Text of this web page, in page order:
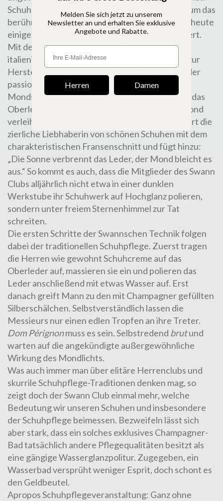
Schuhe. 1990 setzt sie schließlich die Tradition um das
berühmte Familienunternehmen fort, das noch heute
einige der teuersten Maßschuhe der Welt kreiert.
Mit den Jahren entwickelt die französisch-
italienische Art Direktorin ihre eigene Technik zur
Herstellung der speziellen Berluti Patina. Laut der
passionierten Schuhmacherin hat vor allem der
Mondschein eine unvergleichbare Wirkung auf das
Oberleder von hochwertigen Schuhen. „Der Mond
verleiht ihm eine besondere Transparenz“, erklärt die
zierliche Liebhaberin von schönen Schuhen mit dem
charakteristischen Fransenschnitt und fügt hinzu:
„Die Sonne verbrennt das Leder, der Mond bleicht es
aus.“ So kommt es auch, dass die Mitglieder des Swann
Clubs alljährlich nicht etwa in einer dunklen
Werkstube ihr Schuhwerk auf Hochglanz polieren,
sondern unter freiem Sternenhimmel zur Tat
schreiten.
Die ersten Schritte der Swannschen Technik folgen
dabei der traditionellen Schuhpflege. Zuerst tragen
die Herren wie gewohnt Schuhcreme auf das
Oberleder auf, massieren sie ein und polieren das
Leder anschließend mit etwas Wasser auf. Erst
danach greift Mann zu den mit Champagner gefüllten
Silberschälchen. Selbstverständlich lassen die
Messieurs nur einen edlen Tropfen an ihre Treter.
Dom Pérignonmuss es sein. Selbstredend brutund
warten auf die angekündigte außergewöhnliche
Wirkung des Mondlichts.
Was auch immer man über elitäre Herrenclubs und
skurrile Schuhpflege-Traditionen denken mag, so
zeigt doch der Swann Club einmal mehr, welche
Bedeutung wir unseren Schuhen und insbesondere
der Schuhpflege beimessen. Bezweifeln lässt sich
aber stark, dass ein solches exklusives Champagner-
Bad tatsächlich andere Pflegequalitäten besitzt als
eine gängige Wasserglanzpolitur. Zugegeben, ein
Wasserbad versprüht weniger Esprit, doch schont es
den Geldbeutel.
Apropos Schuhpflegeveranstaltung: Ganz ohne
Melden Sie sich jetzt zu unserem
Newsletter an und erhalten Sie exklusive
Angebote und Rabatte.
Herren Damen